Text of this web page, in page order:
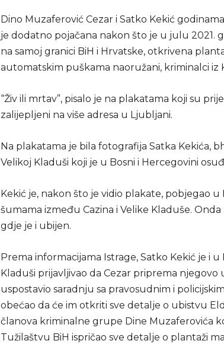
Dino Muzaferović Cezar i Satko Kekić
je dodatno pojačana nakon što je u julu 2021.
na samoj granici BiH i Hrvatske, otkrivena
automatskim puškama naoružani, kriminalci iz
“Živ ili mrtav”, pisalo je na plakatama koji su
zalijepljeni na više adresa u Ljubljani.
Na plakatama je bila fotografija Satka Kekića,
Velikoj Kladuši koji je u Bosni i Hercegovini
Kekić je, nakon što je vidio plakate, pobjegao u
šumama između Cazina i Velike Kladuše.
gdje je i ubijen.
Prema informacijama Istrage, Satko Kekić je i u
Kladuši prijavljivao da Cezar priprema njegovo
uspostavio saradnju sa pravosudnim i
obećao da će im otkriti sve detalje o ubistvu
članova kriminalne grupe Dine Muzaferovića
Tužilaštvu BiH ispričao sve detalje o plantaži